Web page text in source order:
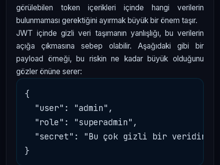
görülebilen token içerikleri içinde hangi verilerin
bulunmaması gerektiğini ayırmak büyük bir önem taşır.
JWT içinde gizli veri taşımanın yanlışlığı, bu verilerin
açığa çıkmasına sebep olabilir. Aşağıdaki gibi bir
payload örneği, bu riskin ne kadar büyük olduğunu
gözler önüne serer:
{
  "user": "admin",
  "role": "superadmin",
  "secret": "Bu çok gizli bir veridir"